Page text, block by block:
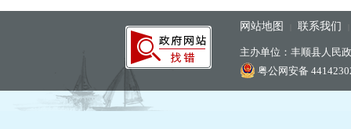
网站地图 联系我们
主办单位：丰顺县人民
粤公网安备